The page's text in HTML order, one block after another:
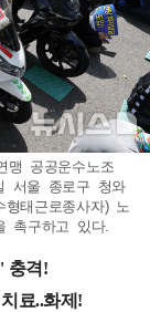
맹 공공운수노조
서울 종로구 청와
태근로종사자) 노
촉구하고 있다.